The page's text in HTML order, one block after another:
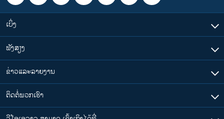
ເບິ່ງ
ຟັງສຽງ
ຂ່າວແລະລາຍງານ
ຕິດຕໍ່ພວກເຮົາ